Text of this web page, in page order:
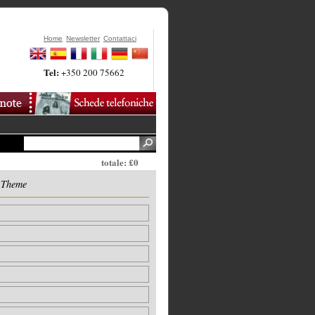
Home Newsletter Contattaci
Tel:+350 200 75662
totale: £0